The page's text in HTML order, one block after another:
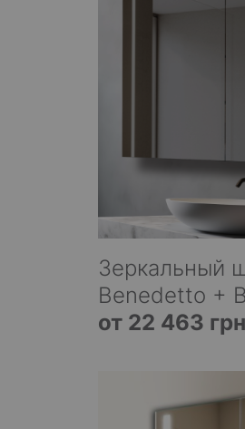
Зеркальный
Benedetto +
от 22 463 грн